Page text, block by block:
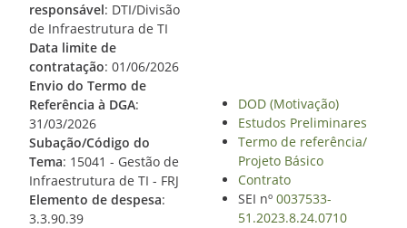
responsável: DTI/Divisão
de Infraestrutura de TI
Data limite de
contratação: 01/06/2026
Envio do Termo de
Referência à DGA:
31/03/2026
Subação/Código do
Tema: 15041 - Gestão de
Infraestrutura de TI - FRJ
Elemento de despesa:
3.3.90.39
DOD (Motivação)
Estudos Preliminares
Termo de referência/
Projeto Básico
Contrato
SEI nº 0037533-
51.2023.8.24.0710